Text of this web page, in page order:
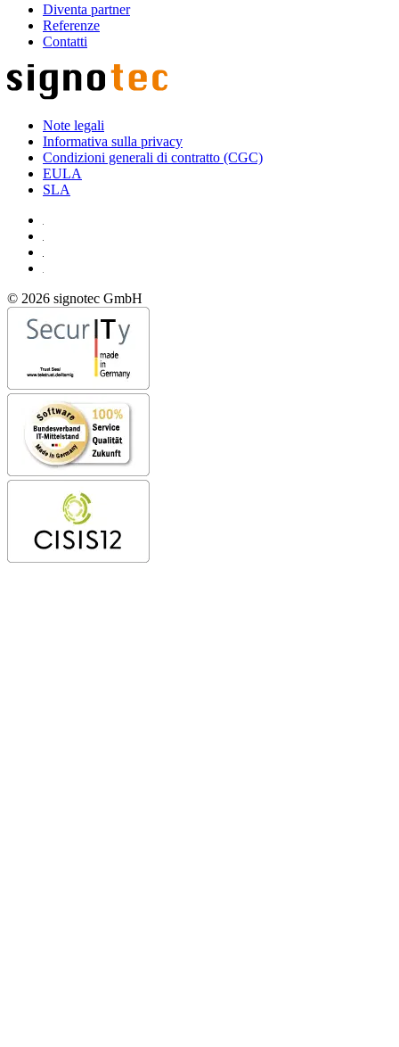
Diventa partner
Referenze
Contatti
Note legali
Informativa sulla privacy
Condizioni generali di contratto (CGC)
EULA
SLA
© 2026 signotec GmbH